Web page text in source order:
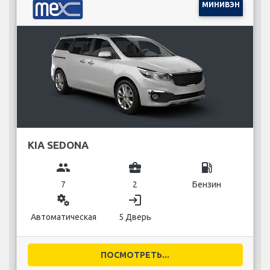
МИНИВЭН
KIA SEDONA
group
7
business_center
2
local_gas_station
Бензин
miscellaneous_services
Автоматическая
login
5 Дверь
ПОСМОТРЕТЬ...